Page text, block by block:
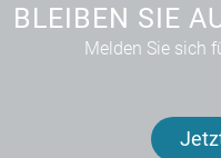
BLEIBEN SIE
Melden Sie sich